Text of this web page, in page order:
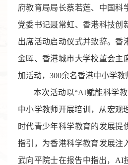
府教育局局长蔡若莲、中国科
党委书记聂常虹、香港科技创
出席活动启动仪式并致辞。香
金晖、香港城市大学校董会主
加活动， 300余名香港中小学教
本次活动以“AI赋能科学
中小学教师开展培训 ， 从宏观
时代青少年科学教育的发展提
指引，为香港科学教育发展注
武向平院士在报告中指出， AI